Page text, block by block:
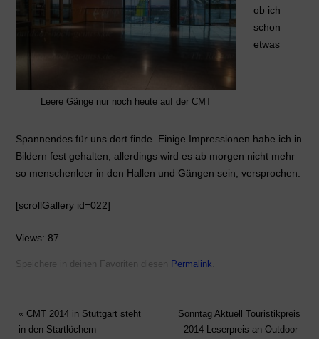
Leere Gänge nur noch heute auf der CMT
ob ich
schon
etwas
Spannendes für uns dort finde. Einige Impressionen habe ich in
Bildern fest gehalten, allerdings wird es ab morgen nicht mehr
so menschenleer in den Hallen und Gängen sein, versprochen.
[scrollGallery id=022]
Views: 87
Speichere in deinen Favoriten diesen Permalink
«CMT 2014 in Stuttgart steht
in den Startlöchern
Sonntag Aktuell Touristikpreis
2014 Leserpreis an Outdoor-